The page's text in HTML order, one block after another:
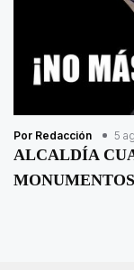
Por Redacción 5
ALCALDÍA